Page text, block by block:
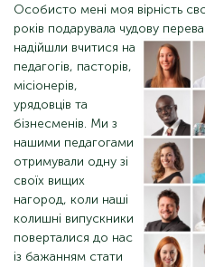
Особисто мені моя вірність
років подарувала чудову
надійшли вчитися на
педагогів, пасторів,
місіонерів,
урядовців та
бізнесменів. Ми з
нашими педагогами
отримували одну зі
своїх вищих
нагород, коли наші
колишні випускники
поверталися до нас
із бажанням стати